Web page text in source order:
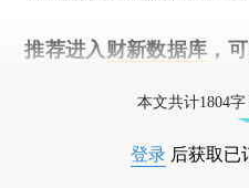
推荐进入 财新数据库 ，
本文共计1804
登录 后获取已